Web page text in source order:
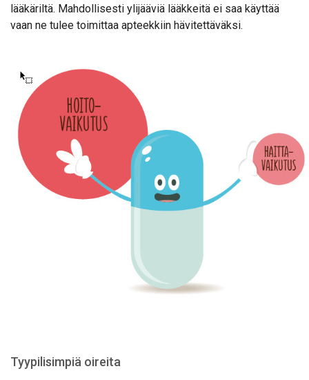
lääkäriltä. Mahdollisesti ylijääviä lääkkeitä ei saa käyttää
vaan ne tulee toimittaa apteekkiin hävitettäväksi.
Tyypilisimpiä oireita